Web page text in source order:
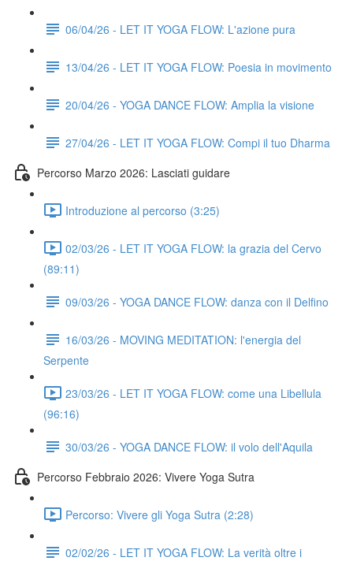
06/04/26 - LET IT YOGA FLOW: L'azione pura
13/04/26 - LET IT YOGA FLOW: Poesia in movimento
20/04/26 - YOGA DANCE FLOW: Amplia la visione
27/04/26 - LET IT YOGA FLOW: Compi il tuo Dharma
Percorso Marzo 2026: Lasciati guidare
Introduzione al percorso (3:25)
02/03/26 - LET IT YOGA FLOW: la grazia del Cervo
(89:11)
09/03/26 - YOGA DANCE FLOW: danza con il Delfino
16/03/26 - MOVING MEDITATION: l'energia del
Serpente
23/03/26 - LET IT YOGA FLOW: come una Libellula
(96:16)
30/03/26 - YOGA DANCE FLOW: il volo dell'Aquila
Percorso Febbraio 2026: Vivere Yoga Sutra
Percorso: Vivere gli Yoga Sutra (2:28)
02/02/26 - LET IT YOGA FLOW: La verità oltre i